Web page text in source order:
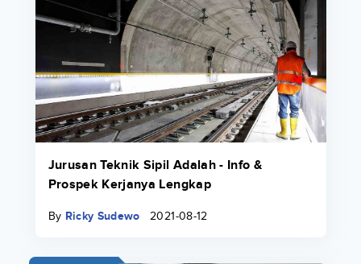
Jurusan Teknik Sipil Adalah - Info &
Prospek Kerjanya Lengkap
By Ricky Sudewo 2021-08-12